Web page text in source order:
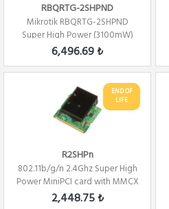
RBQRTG-2SHPND
Mikrotik RBQRTG-2SHPND
Super High Power (3100mW)
2.4Ghz PTP/PTMP L4
6,496.69 ₺
END OF
LIFE
R2SHPn
802.11b/g/n 2.4Ghz Super High
Power MiniPCI card with MMCX
connector
2,448.75 ₺